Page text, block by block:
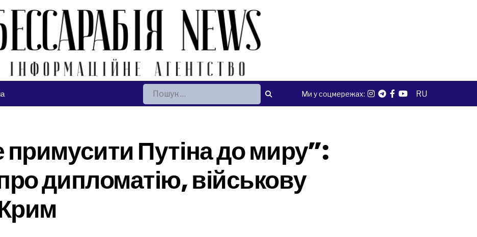
Пошук: Ми у соцмережах: RU
Путіна до миру”:
дипломатію, військову